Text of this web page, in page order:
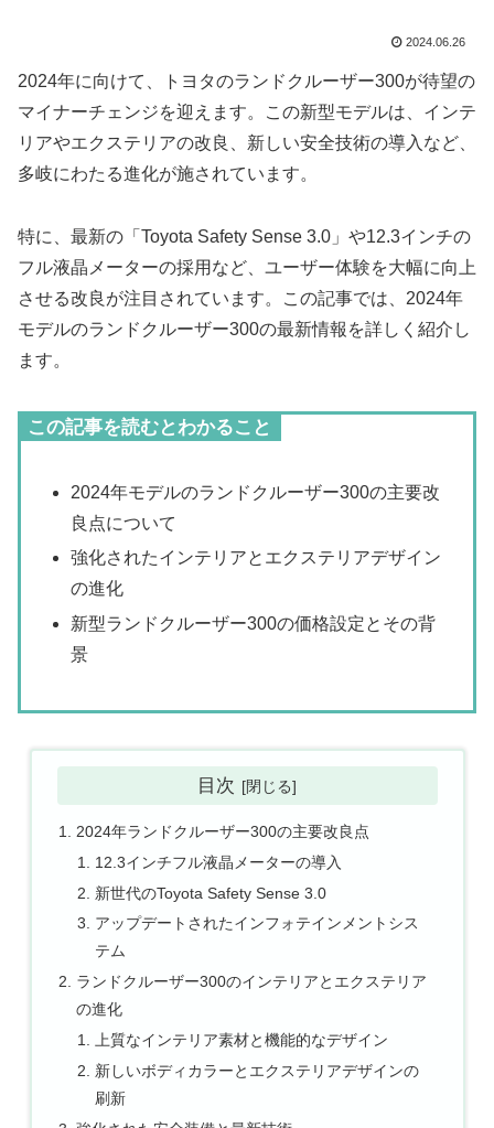
2024.06.26
2024年に向けて、トヨタのランドクルーザー300が待望の
マイナーチェンジを迎えます。この新型モデルは、インテ
リアやエクステリアの改良、新しい安全技術の導入など、
多岐にわたる進化が施されています。
特に、最新の「Toyota Safety Sense 3.0」や12.3インチの
フル液晶メーターの採用など、ユーザー体験を大幅に向上
させる改良が注目されています。この記事では、2024年
モデルのランドクルーザー300の最新情報を詳しく紹介し
ます。
この記事を読むとわかること
2024年モデルのランドクルーザー300の主要改
良点について
強化されたインテリアとエクステリアデザイン
の進化
新型ランドクルーザー300の価格設定とその背
景
目次
2024年ランドクルーザー300の主要改良点
12.3インチフル液晶メーターの導入
新世代のToyota Safety Sense 3.0
アップデートされたインフォテインメントシス
テム
ランドクルーザー300のインテリアとエクステリア
の進化
上質なインテリア素材と機能的なデザイン
新しいボディカラーとエクステリアデザインの
刷新